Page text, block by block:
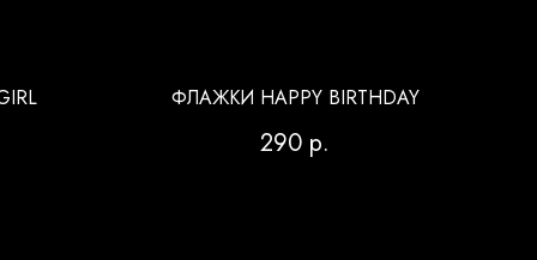
ФЛАЖКИ HAPPY BIRTHDAY
290 р.